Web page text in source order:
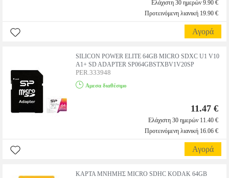
Ελάχιστη 30 ημερών 9.90 €
Προτεινόμενη λιανική 19.90 €
Αγορά
SILICON POWER ELITE 64GB MICRO SDXC U1 V10
A1+ SD ADAPTER SP064GBSTXBV1V20SP
PER.333948
Αμεσα διαθέσιμο
11.47 €
Ελάχιστη 30 ημερών 11.40 €
Προτεινόμενη λιανική 16.06 €
Αγορά
ΚΑΡΤΑ ΜΝΗΜΗΣ MICRO SDHC KODAK 64GB